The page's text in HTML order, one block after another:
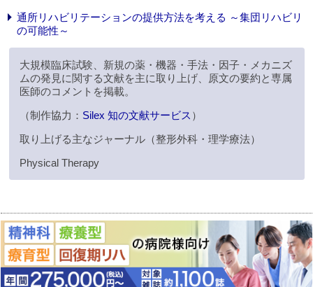
通所リハビリテーションの提供方法を考える ～集団リハビリ
の可能性～
大規模臨床試験、新規の薬・機器・手法・因子・メカニズ
ムの発見に関する文献を主に取り上げ、原文の要約と専属
医師のコメントを掲載。
（制作協力： Silex 知の文献サービス ）
取り上げる主なジャーナル（整形外科・理学療法）
Physical Therapy